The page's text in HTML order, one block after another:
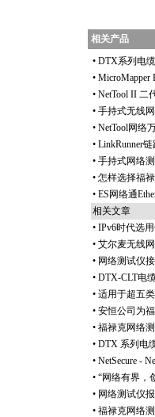
相关产品
• DTX系列电
• MicroMapper
• NetTool II 二
• 手持式无线
• NetTool网络
• LinkRunner
• 手持式网络
• 怎样选择福
• ES网络通
相关文章
• IPv6时代选
• 艾尔麦无线
• 网络测试仪
• DTX-CLT电
• 适用于超五
• 安恒公司为
• 福禄克网络
• DTX 系列电
• NetSecure -
• “网络有界，
• 网络测试仪
• 福禄克网络